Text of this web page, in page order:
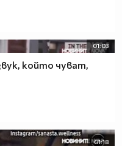
01:03
който чуват,
01:18